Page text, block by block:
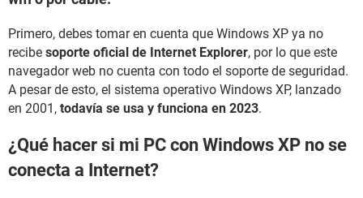
Primero, debes tomar en cuenta que Windows XP ya no
recibe soporte oficial de Internet Explorer, por lo que este
navegador web no cuenta con todo el soporte de seguridad.
A pesar de esto, el sistema operativo Windows XP, lanzado
en 2001, todavía se usa y funciona en 2023.
¿Qué hacer si mi PC con Windows XP no se
conecta a Internet?